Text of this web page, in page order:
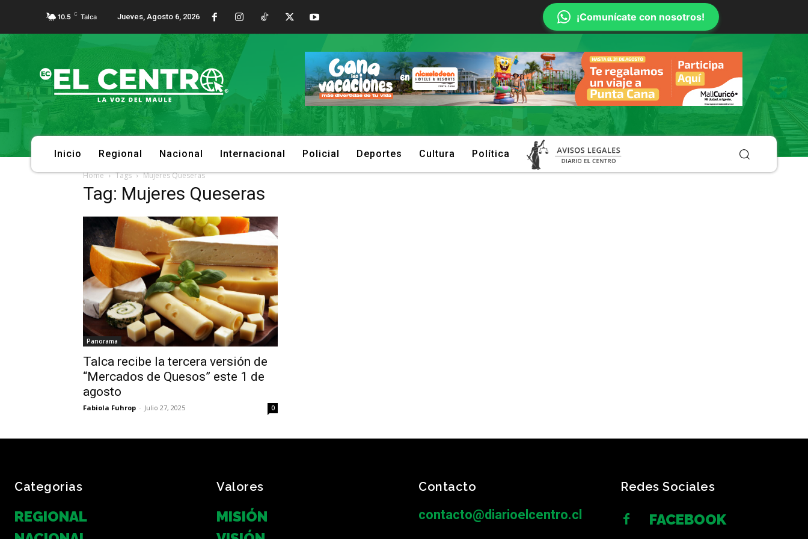
10.5 C Talca Jueves, Agosto 6, 2026 ¡Comunícate con nosotros!
Inicio Regional Nacional Internacional Policial Deportes Cultura Política
Home Tags Mujeres Queseras
Tag: Mujeres Queseras
Panorama
Talca recibe la tercera versión de
“Mercados de Quesos” este 1 de
agosto
Fabiola Fuhrop - Julio 27, 2025 0
Categorias
REGIONAL
Valores
MISIÓN
Contacto
contacto@diarioelcentro.cl
Redes Sociales
FACEBOOK